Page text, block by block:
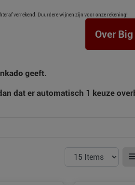
verrekend. Duurdere wijnen zijn voor onze rekening!
Over
geeft.
dan dat er automatisch 1 keuze